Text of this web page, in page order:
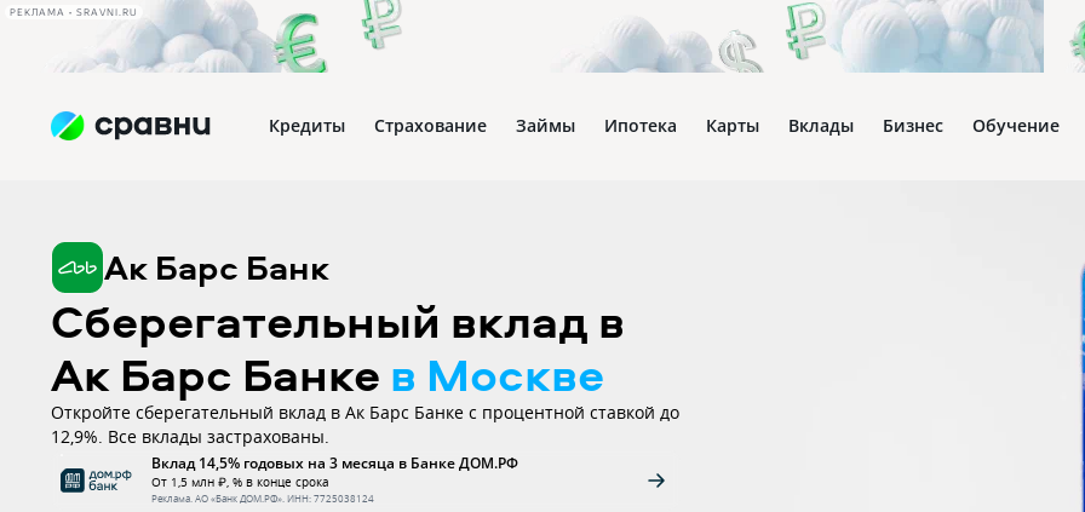
РЕКЛАМА • SRAVNI.RU
Кредиты Страхование Займы Ипотека Карты Вклады Бизнес Обучение
Ак Барс Банк
Сберегательный вклад в
Ак Барс Банке в Москве
Откройте сберегательный вклад в Ак Барс Банке с процентной ставкой до
12,9%. Все вклады застрахованы.
Вклад 14,5% годовых на 3 месяца в Банке ДОМ.РФ
От 1,5 млн ₽, % в конце срока
Реклама.АО «Банк ДОМ.РФ». ИНН:7725038124